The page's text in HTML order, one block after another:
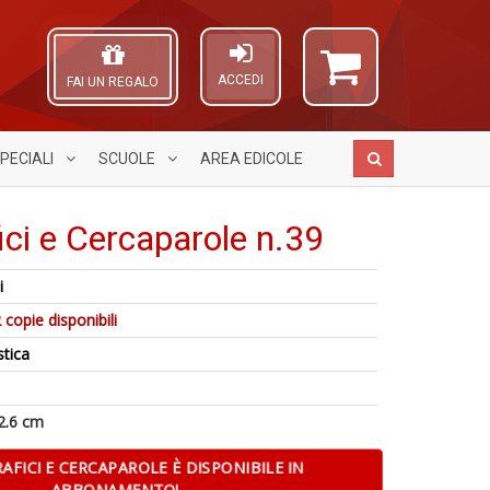
ACCEDI
FAI UN REGALO
SCUOLE AREA EDICOLE
e Cercaparole n.39
copie disponibili
cm
E CERCAPAROLE È DISPONIBILE IN